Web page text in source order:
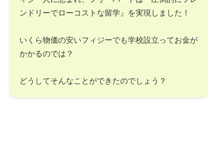
ンドリーでローコストな留学』を実現しました！
いくら物価の安いフィジーでも学校設立ってお金が
かかるのでは？
どうしてそんなことができたのでしょう？